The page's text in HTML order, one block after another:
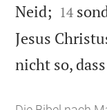
Neid; 

14
Jesus
nicht so,